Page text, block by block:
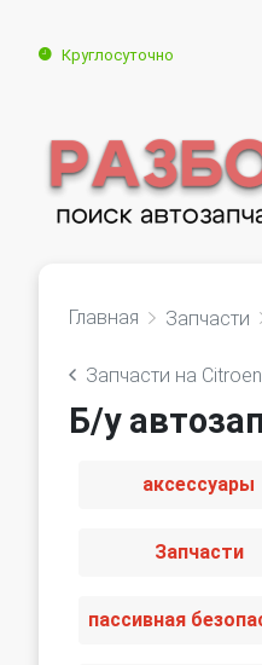
Круглосуточно
Главная Запчасти
Запчасти на Citroen
Б/у
аксессуары
Запчасти